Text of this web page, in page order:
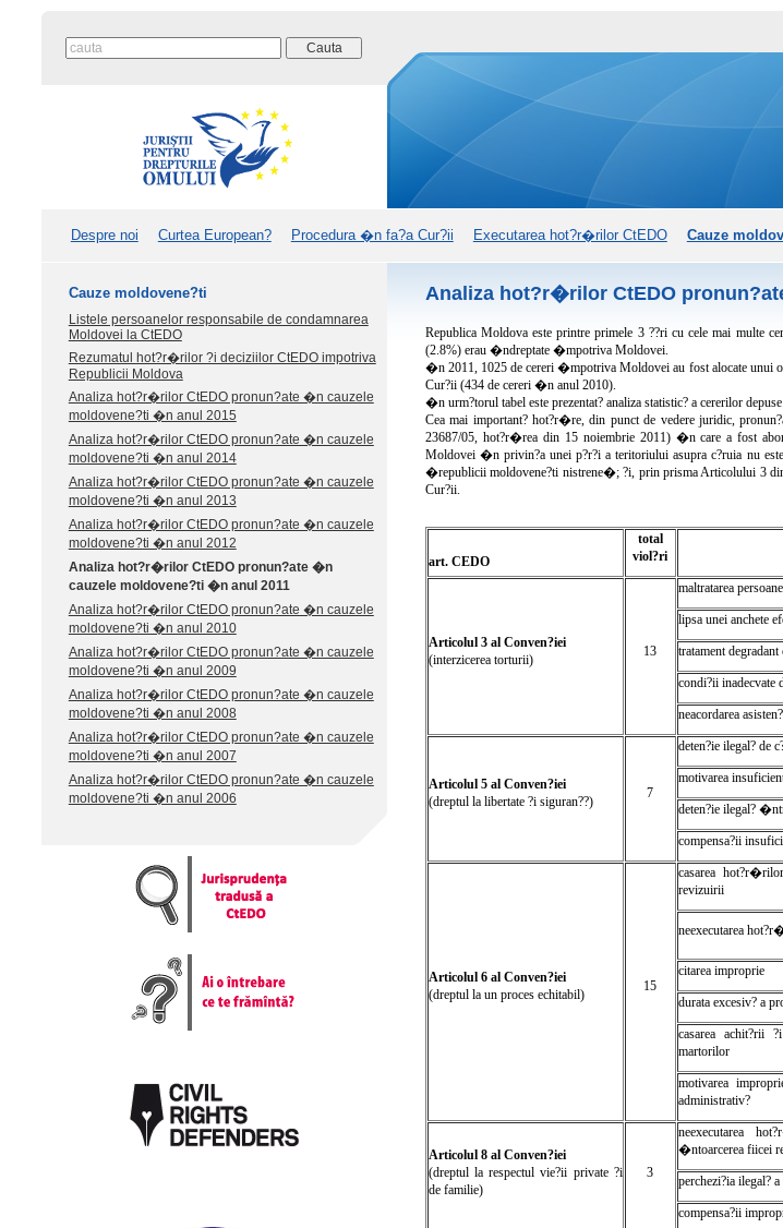
Despre noi Curtea European? Procedura �n fa?a Cur?ii Executarea hot?r�rilor CtEDO Cauze
Cauze moldovene?ti
Listele persoanelor responsabile de condamnarea
Moldovei la CtEDO
Rezumatul hot?r�rilor ?i deciziilor CtEDO impotriva
Republicii Moldova
Analiza hot?r�rilor CtEDO pronun?ate �n cauzele
moldovene?ti �n anul 2015
Analiza hot?r�rilor CtEDO pronun?ate �n cauzele
moldovene?ti �n anul 2014
Analiza hot?r�rilor CtEDO pronun?ate �n cauzele
moldovene?ti �n anul 2013
Analiza hot?r�rilor CtEDO pronun?ate �n cauzele
moldovene?ti �n anul 2012
Analiza hot?r�rilor CtEDO pronun?ate �n
cauzele moldovene?ti �n anul 2011
Analiza hot?r�rilor CtEDO pronun?ate �n cauzele
moldovene?ti �n anul 2010
Analiza hot?r�rilor CtEDO pronun?ate �n cauzele
moldovene?ti �n anul 2009
Analiza hot?r�rilor CtEDO pronun?ate �n cauzele
moldovene?ti �n anul 2008
Analiza hot?r�rilor CtEDO pronun?ate �n cauzele
moldovene?ti �n anul 2007
Analiza hot?r�rilor CtEDO pronun?ate �n cauzele
moldovene?ti �n anul 2006
Analiza hot?r�rilor CtEDO
Republica Moldova este printre primele 3 ??ri cu cele mai multe
(2.8%) erau �ndreptate �mpotriva Moldovei.
�n 2011, 1025 de cereri �mpotriva Moldovei au fost alocate unui
Cur?ii (434 de cereri �n anul 2010).
�n urm?torul tabel este prezentat? analiza statistic? a cererilor
Cea mai important? hot?r�re, din punct de vedere juridic,
23687/05, hot?r�rea din 15 noiembrie 2011) �n care a fost
Moldovei �n privin?a unei p?r?i a teritoriului asupra c?ruia nu
�republicii moldovene?ti nistrene�; ?i, prin prisma Articolului 3 din
Cur?ii.
art. CEDO
total
viol?ri
Articolul 3 al Conven?iei
(interzicerea torturii)
13
maltratarea
lipsa unei anchete
tratament
condi?ii inadecvate
neacordarea
Articolul 5 al Conven?iei
(dreptul la libertate ?i siguran??)
7
deten?ie ilegal? de
motivarea
deten?ie ilegal?
compensa?ii
Articolul 6 al Conven?iei
(dreptul la un proces echitabil)
15
casarea
revizuirii
neexecutarea
citarea improprie
durata excesiv? a
casarea achit?rii
martorilor
motivarea
administrativ?
Articolul 8 al Conven?iei
(dreptul la respectul vie?ii private ?i
de familie)
3
neexecutarea
�ntoarcerea fiicei
perchezi?ia ilegal?
compensa?ii